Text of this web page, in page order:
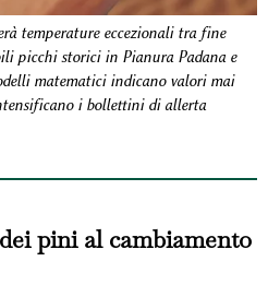
temperature eccezionali tra fine
picchi storici in Pianura Padana e
matematici indicano valori mai
i bollettini di allerta
pini al cambiamento